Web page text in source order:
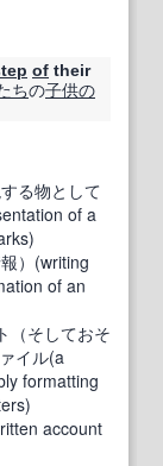
of their
ちの子供の
る物として
of a
）(writing
of an
（そしておそ
イル(a
formatting
account